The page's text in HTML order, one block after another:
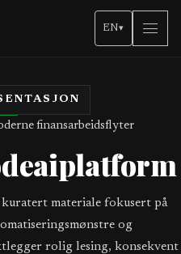
EN▾
finansarbeidsflyter
materiale fokusert på
og
rolig lesing, konsekvent